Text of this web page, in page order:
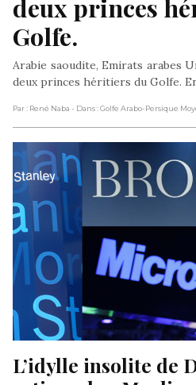
deux princes
Golfe.
Arabie saoudite, Emirats arabes
deux princes héritiers du Golfe.
Par : René Naba - Dans : Golfe Arabo-Persique
L’idylle insolite de